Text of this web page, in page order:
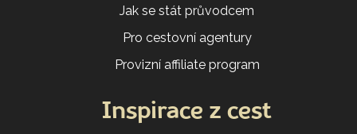
Jak se stát průvodcem
Pro cestovní agentury
Provizní affiliate program
Inspirace z cest